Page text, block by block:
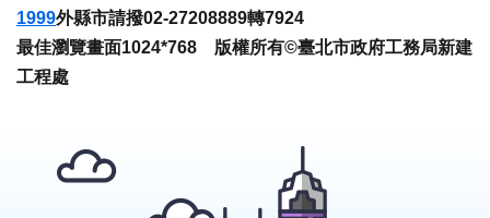
1999外縣市請撥02-27208889轉7924
最佳瀏覽畫面1024*768 版權所有©臺北市政府工務局新建
工程處